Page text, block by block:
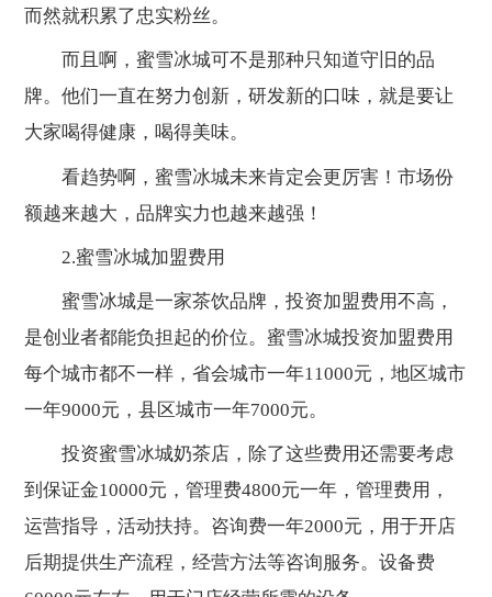
而然就积累了忠实粉丝。
而且啊，蜜雪冰城可不是那种只知道守旧的品
牌。他们一直在努力创新，研发新的口味，就是要让
大家喝得健康，喝得美味。
看趋势啊，蜜雪冰城未来肯定会更厉害！市场份
额越来越大，品牌实力也越来越强！
2.蜜雪冰城加盟费用
蜜雪冰城是一家茶饮品牌，投资加盟费用不高，
是创业者都能负担起的价位。蜜雪冰城投资加盟费用
每个城市都不一样，省会城市一年11000元，地区城市
一年9000元，县区城市一年7000元。
投资蜜雪冰城奶茶店，除了这些费用还需要考虑
到保证金10000元，管理费4800元一年，管理费用，
运营指导，活动扶持。咨询费一年2000元，用于开店
后期提供生产流程，经营方法等咨询服务。设备费